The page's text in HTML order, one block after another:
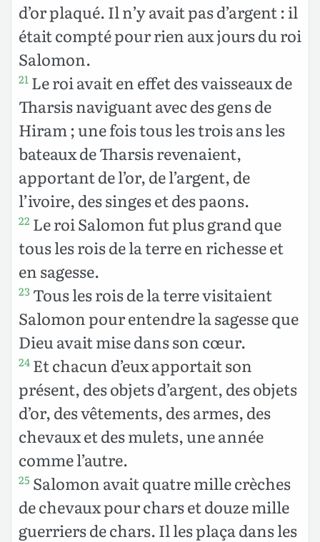
d’or plaqué. Il n’y avait pas d’argent : il
était compté pour rien aux jours du roi
Salomon.
21 Le roi avait en effet des vaisseaux de
Tharsis naviguant avec des gens de
Hiram ; une fois tous les trois ans les
bateaux de Tharsis revenaient,
apportant de l’or, de l’argent, de
l’ivoire, des singes et des paons.
22 Le roi Salomon fut plus grand que
tous les rois de la terre en richesse et
en sagesse.
23 Tous les rois de la terre visitaient
Salomon pour entendre la sagesse que
Dieu avait mise dans son cœur.
24 Et chacun d’eux apportait son
présent, des objets d’argent, des objets
d’or, des vêtements, des armes, des
chevaux et des mulets, une année
comme l’autre.
25 Salomon avait quatre mille crèches
de chevaux pour chars et douze mille
guerriers de chars. Il les plaça dans les